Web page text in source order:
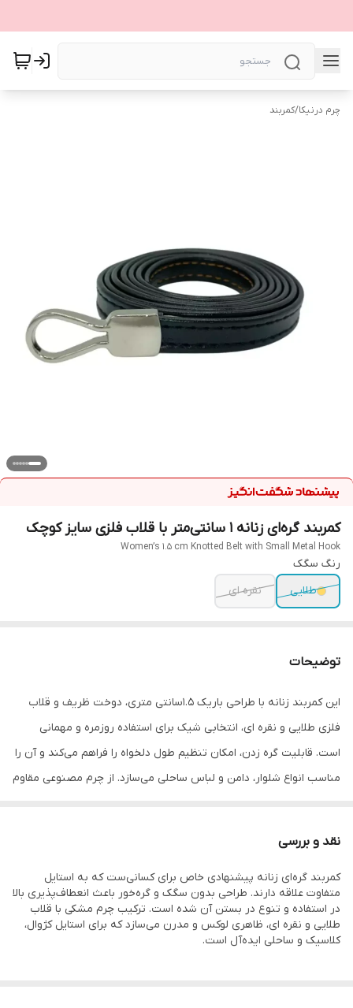
چرم درنیکا/کمربند
کمربند گره‌ای زنانه ۱ سانتی‌متر با قلاب فلزی سایز کوچک
Women’s 1.5 cm Knotted Belt with Small Metal Hook
رنگ سگک
طلایی
نقره ای
توضیحات
این کمربند زنانه با طراحی باریک 1.5سانتی متری، دوخت ظریف و قلاب
فلزی طلایی و نقره ای، انتخابی شیک برای استفاده روزمره و مهمانی
است. قابلیت گره زدن، امکان تنظیم طول دلخواه را فراهم می‌کند و آن را
مناسب انواع شلوار، دامن و لباس ساحلی می‌سازد. از چرم مصنوعی مقاوم
نقد و بررسی
کمربند گره‌ای زنانه پیشنهادی خاص برای کسانی‌ست که به استایل
متفاوت علاقه دارند. طراحی بدون سگک و گره‌خور باعث انعطاف‌پذیری بالا
در استفاده و تنوع در بستن آن شده است. ترکیب چرم مشکی با قلاب
طلایی و نقره ای، ظاهری لوکس و مدرن می‌سازد که برای استایل کژوال،
کلاسیک و ساحلی ایده‌آل است.